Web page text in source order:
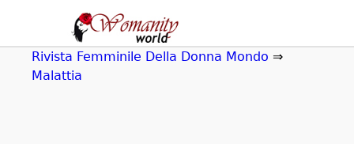
navigation
Rivista Femminile Della Donna Mondo ⇒
Malattia